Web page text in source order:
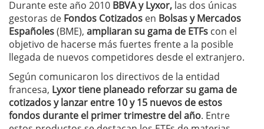
Durante este año 2010 BBVA y Lyxor, las dos únicas
gestoras de Fondos Cotizados en Bolsas y Mercados
Españoles(BME), ampliaran su gama de ETFs con el
objetivo de hacerse más fuertes frente a la posible
llegada de nuevos competidores desde el extranjero.
Según comunicaron los directivos de la entidad
francesa, Lyxor tiene planeado reforzar su gama de
cotizados y lanzar entre 10 y 15 nuevos de estos
fondos durante el primer trimestre del año. Entre